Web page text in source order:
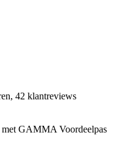
42 klantreviews
GAMMA Voordeelpas